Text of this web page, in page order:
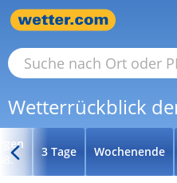
Wetterrückblick
3 Tage Wochenende